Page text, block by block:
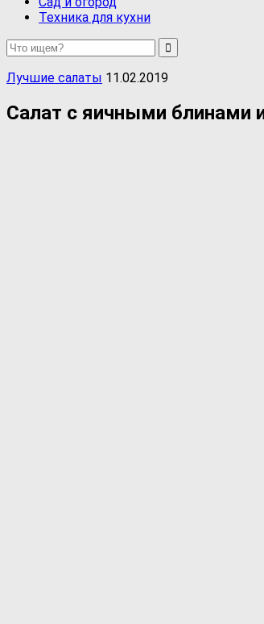
Техника для кухни
Лучшие салаты 11.02.2019
Салат с яичными блинами